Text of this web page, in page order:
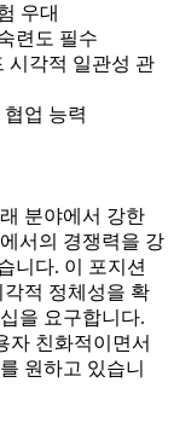
우대
련도 필수
시각적 일관성 관
업 능력
분야에서 강한
서의 경쟁력을 강
니다. 이 포지션
적 정체성을 확
을 요구합니다.
자 친화적이면서
원하고 있습니